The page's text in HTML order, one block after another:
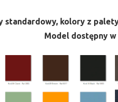
standardowy, kolory z
Model dostępny